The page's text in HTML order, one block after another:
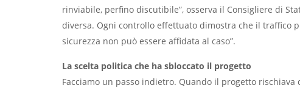
rinviabile, perfino discutibile”, osserva il Consigliere di
diversa. Ogni controllo effettuato dimostra che il traffico
sicurezza non può essere affidata al caso”.
La scelta politica che ha sbloccato il progetto
Facciamo un passo indietro. Quando il progetto